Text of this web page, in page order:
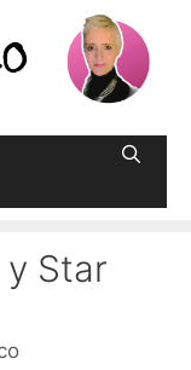
y Star